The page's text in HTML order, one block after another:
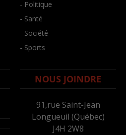
- Politique
- Santé
- Société
- Sports
NOUS JOINDRE
91,rue Saint-Jean
Longueuil (Québec)
J4H 2W8